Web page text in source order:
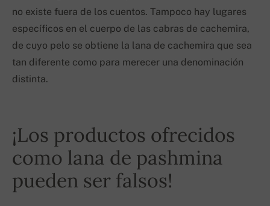
no existe fuera de los cuentos. Tampoco hay lugares
específicos en el cuerpo de las cabras de cachemira,
de cuyo pelo se obtiene la lana de cachemira que sea
tan diferente como para merecer una denominación
distinta.
¡Los productos ofrecidos
como lana de pashmina
pueden ser falsos!